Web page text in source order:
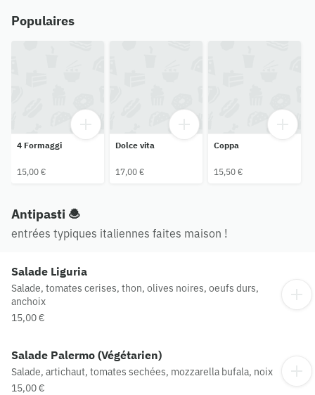
Populaires
4 Formaggi
15,00 €
Dolce vita
17,00 €
Coppa
15,50 €
Antipasti 🧆
entrées typiques italiennes faites maison !
Salade Liguria
Salade, tomates cerises, thon, olives noires, oeufs durs,
anchoix
15,00 €
Salade Palermo (Végétarien)
Salade, artichaut, tomates sechées, mozzarella bufala, noix
15,00 €